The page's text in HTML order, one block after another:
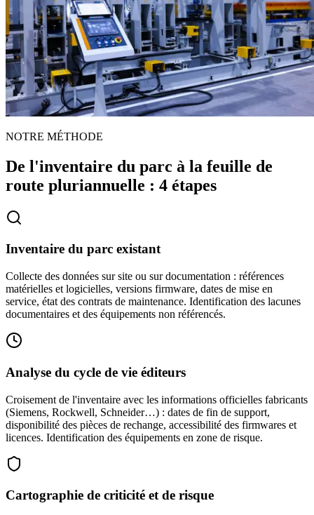
NOTRE MÉTHODE
De l'inventaire du parc à la feuille de
route pluriannuelle : 4 étapes
Inventaire du parc existant
Collecte des données sur site ou sur documentation : références
matérielles et logicielles, versions firmware, dates de mise en
service, état des contrats de maintenance. Identification des lacunes
documentaires et des équipements non référencés.
Analyse du cycle de vie éditeurs
Croisement de l'inventaire avec les informations officielles fabricants
(Siemens, Rockwell, Schneider…) : dates de fin de support,
disponibilité des pièces de rechange, accessibilité des firmwares et
licences. Identification des équipements en zone de risque.
Cartographie de criticité et de risque